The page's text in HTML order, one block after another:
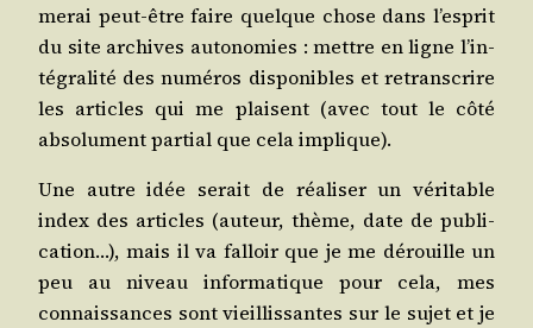
me­rai peut-être faire quelque chose dans l’es­prit
du site archives auto­no­mies : mettre en ligne l’in­
té­gra­li­té des numé­ros dis­po­nibles et retrans­crire
les articles qui me plaisent (avec tout le côté
abso­lu­ment par­tial que cela implique).
Une autre idée serait de réa­li­ser un véri­table
index des articles (auteur, thème, date de publi­
ca­tion…), mais il va fal­loir que je me dérouille un
peu au niveau infor­ma­tique pour cela, mes
connais­sances sont vieillis­santes sur le sujet et je